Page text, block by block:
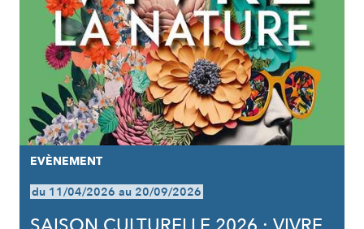
EVÈNEMENT
du 11/04/2026 au 20/09/2026